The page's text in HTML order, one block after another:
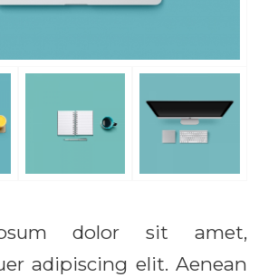
dolor sit amet,
adipiscing elit. Aenean